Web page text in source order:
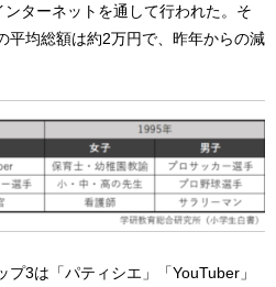
ターネットを通して行われた。そ
平均総額は約2万円で、昨年からの減
3は「パティシエ」「YouTuber」